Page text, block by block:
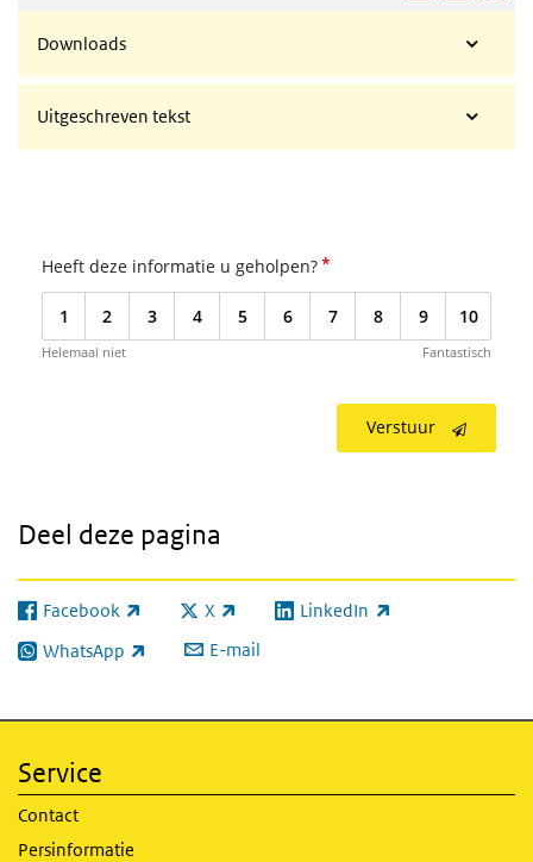
Downloads
Uitgeschreven tekst
Heeft deze informatie u geholpen?*
1 2 3 4 5 6 7 8 9 10
Helemaal niet Fantastisch
Verstuur
Deel deze pagina
Facebook
(externe link) X
(externe link) LinkedIn
(externe link)
WhatsApp
(externe link) E-mail
Service
Contact
Persinformatie